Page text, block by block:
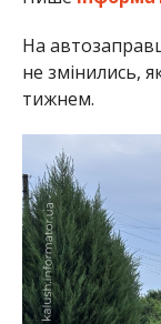
На
не змінились,
тижнем.